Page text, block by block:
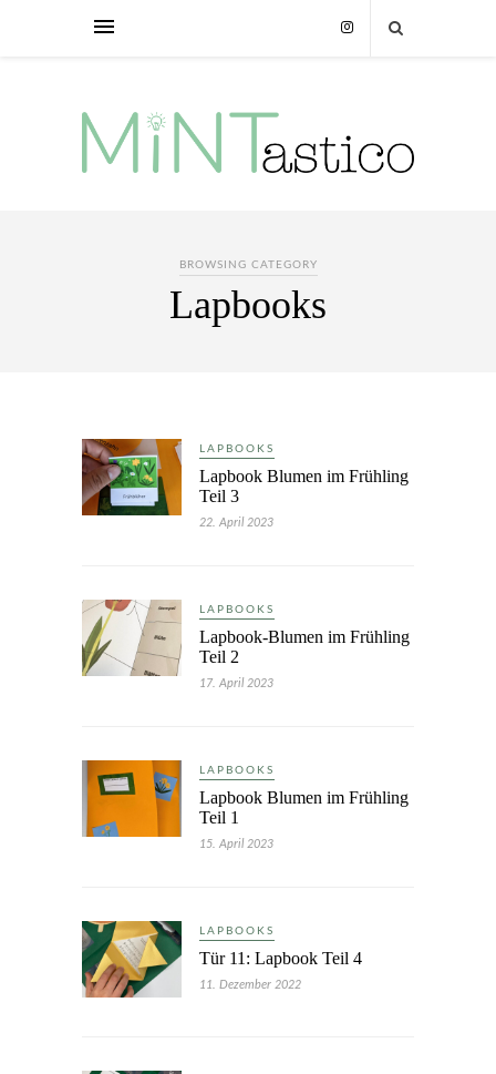
BROWSING CATEGORY
Lapbooks
LAPBOOKS
Lapbook Blumen im Frühling
Teil 3
22. April 2023
LAPBOOKS
Lapbook-Blumen im Frühling
Teil 2
17. April 2023
LAPBOOKS
Lapbook Blumen im Frühling
Teil 1
15. April 2023
LAPBOOKS
Tür 11: Lapbook Teil 4
11. Dezember 2022